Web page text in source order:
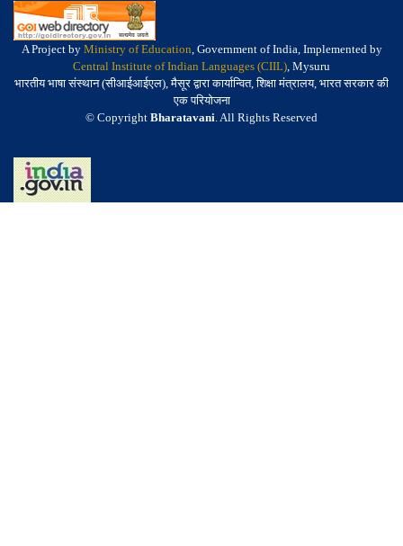
A Project by Ministry of Education, Government of India, Implemented by
Central Institute of Indian Languages (CIIL), Mysuru
भारतीय भाषा संस्थान (सीआईआईएल), मैसूर द्वारा कार्यान्वित, शिक्षा मंत्रालय, भारत सरकार की
एक परियोजना
© Copyright Bharatavani. All Rights Reserved